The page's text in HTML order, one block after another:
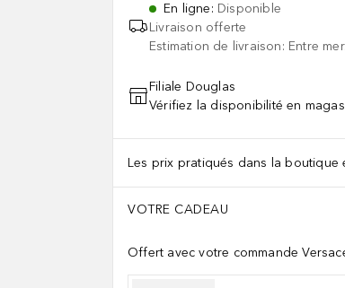
En ligne: Disponible
Livraison offerte
Estimation de livraison: Entre
Filiale Douglas
Vérifiez la disponibilité en
Les prix pratiqués dans la
VOTRE CADEAU
Offert avec votre commande